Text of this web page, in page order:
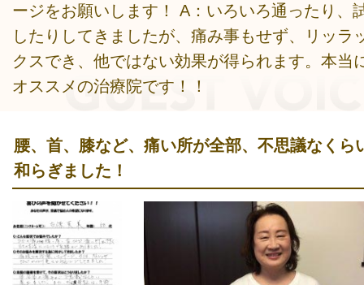
ージをお願いします！ A：いろいろ通ったり、
したりしてきましたが、痛み事もせず、リッラ
クスでき、他ではない効果が得られます。本当
オススメの治療院です！！
腰、首、膝など、痛い所が全部、不思議なくら
和らぎました！